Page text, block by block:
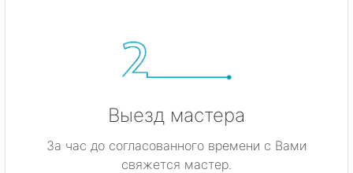
Выезд мастера
За час до согласованного времени с Вами
свяжется мастер.